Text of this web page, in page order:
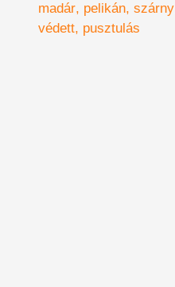
madár pelikán szárny
védett pusztulás